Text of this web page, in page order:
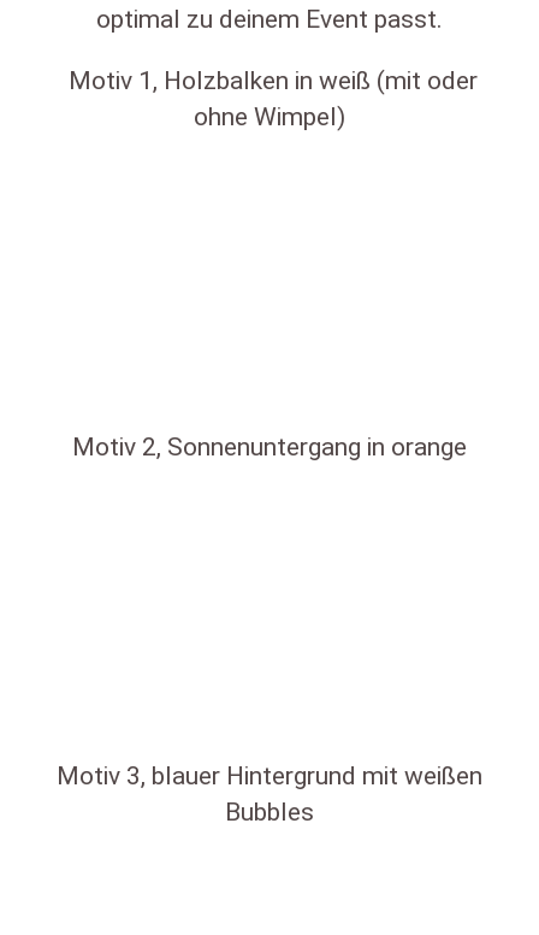
optimal zu deinem Event passt.
Motiv 1, Holzbalken in weiß (mit oder
ohne Wimpel)
Motiv 2, Sonnenuntergang in orange
Motiv 3, blauer Hintergrund mit weißen
Bubbles